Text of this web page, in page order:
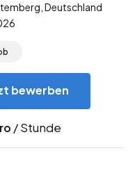
Deutschland
bewerben
/ Stunde